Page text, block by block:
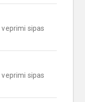
veprimi sipas
veprimi sipas